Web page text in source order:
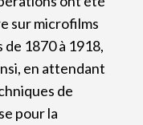
sur microfilms
1870 à 1918,
en attendant
de
pour la